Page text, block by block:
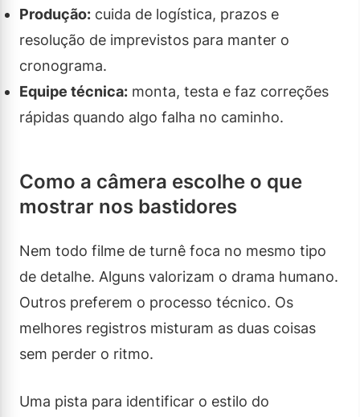
Produção: cuida de logística, prazos e
resolução de imprevistos para manter o
cronograma.
Equipe técnica: monta, testa e faz correções
rápidas quando algo falha no caminho.
Como a câmera escolhe o que
mostrar nos bastidores
Nem todo filme de turnê foca no mesmo tipo
de detalhe. Alguns valorizam o drama humano.
Outros preferem o processo técnico. Os
melhores registros misturam as duas coisas
sem perder o ritmo.
Uma pista para identificar o estilo do